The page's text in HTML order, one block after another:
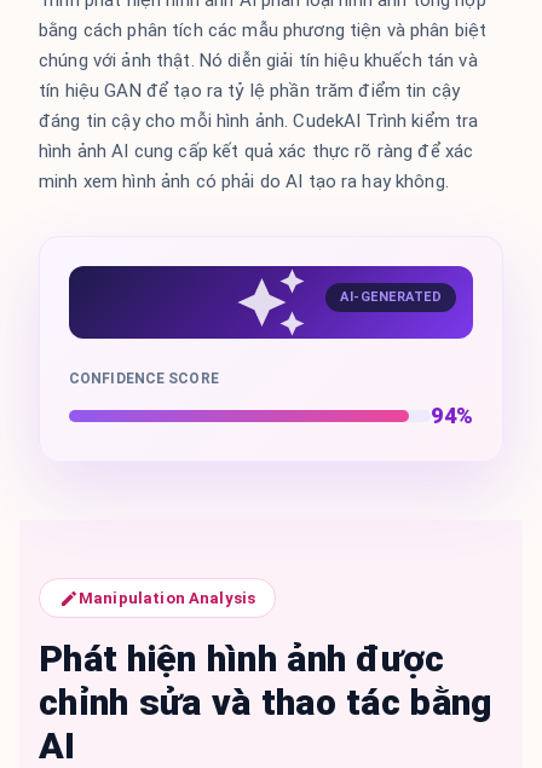
bằng cách phân tích các mẫu phương tiện và phân biệt
chúng với ảnh thật. Nó diễn giải tín hiệu khuếch tán và
tín hiệu GAN để tạo ra tỷ lệ phần trăm điểm tin cậy
đáng tin cậy cho mỗi hình ảnh. CudekAI Trình kiểm tra
hình ảnh AI cung cấp kết quả xác thực rõ ràng để xác
minh xem hình ảnh có phải do AI tạo ra hay không.
AI-GENERATED
CONFIDENCE SCORE
94%
Manipulation Analysis
Phát hiện hình ảnh được
chỉnh sửa và thao tác bằng
AI